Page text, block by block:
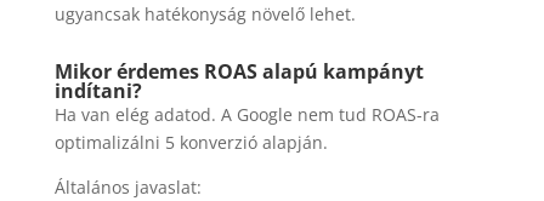
ugyancsak hatékonyság növelő lehet.
Mikor érdemes ROAS alapú kampányt
indítani?
Ha van elég adatod. A Google nem tud ROAS-ra
optimalizálni 5 konverzió alapján.
Általános javaslat: